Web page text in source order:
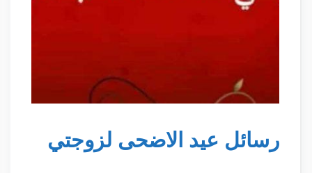
رسائل عيد الاضحى لزوجتي